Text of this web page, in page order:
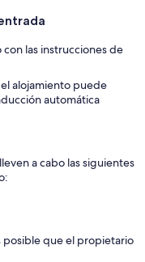
las instrucciones de
alojamiento puede
automática
a cabo las siguientes
posible que el propietario